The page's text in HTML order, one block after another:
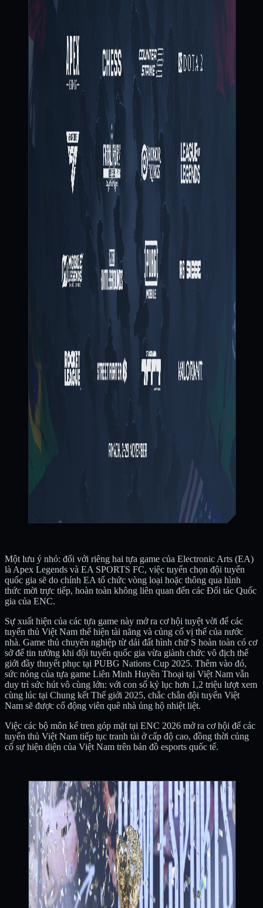
Một lưu ý nhỏ: đối với riêng hai tựa game của Electronic Arts (EA)
là Apex Legends và EA SPORTS FC, việc tuyển chọn đội tuyển
quốc gia sẽ do chính EA tổ chức vòng loại hoặc thông qua hình
thức mời trực tiếp, hoàn toàn không liên quan đến các Đối tác Quốc
gia của ENC.
Sự xuất hiện của các tựa game này mở ra cơ hội tuyệt vời để các
tuyển thủ Việt Nam thể hiện tài năng và củng cố vị thế của nước
nhà. Game thủ chuyên nghiệp từ dải đất hình chữ S hoàn toàn có cơ
sở để tin tưởng khi đội tuyển quốc gia vừa giành chức vô địch thế
giới đầy thuyết phục tại PUBG Nations Cup 2025. Thêm vào đó,
sức nóng của tựa game Liên Minh Huyền Thoại tại Việt Nam vẫn
duy trì sức hút vô cùng lớn: với con số kỷ lục hơn 1,2 triệu lượt xem
cùng lúc tại Chung kết Thế giới 2025, chắc chắn đội tuyển Việt
Nam sẽ được cổ động viên quê nhà ủng hộ nhiệt liệt.
Việc các bộ môn kể tren góp mặt tại ENC 2026 mở ra cơ hội để các
tuyển thủ Việt Nam tiếp tục tranh tài ở cấp độ cao, đồng thời củng
cố sự hiện diện của Việt Nam trên bản đồ esports quốc tế.